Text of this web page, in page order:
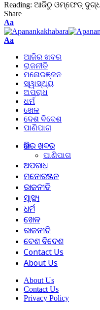
Reading: ଆଜିଠୁ ଓମ୍‌ଫେଡ୍‌
Share
Aa
Aa
ଆଜିର ଖବର
ରାଜନୀତି
ମନୋରଞ୍ଜନ
ସ୍ୱାସ୍ଥ୍ୟ
ଅପରାଧ
ଧର୍ମ
ଖେଳ
ଦେଶ ବିଦେଶ
ପାଣିପାଗ
ଆଜିର ଖବର
ପାଣିପାଗ
ଅପରାଧ
ମନୋରଞ୍ଜନ
ରାଜନୀତି
ସ୍ୱାସ୍ଥ୍ୟ
ଧର୍ମ
ଖେଳ
ରାଜନୀତି
ଦେଶ ବିଦେଶ
Contact Us
About Us
About Us
Contact Us
Privacy Policy